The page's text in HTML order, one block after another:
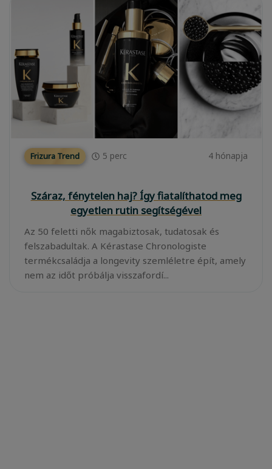
Frizura Trend 5 perc 4 hónapja
Száraz, fénytelen haj? Így fiatalíthatod meg
egyetlen rutin segítségével
Az 50 feletti nők magabiztosak, tudatosak és
felszabadultak. A Kérastase Chronologiste
termékcsaládja a longevity szemléletre épít, amely
nem az időt próbálja visszafordí...